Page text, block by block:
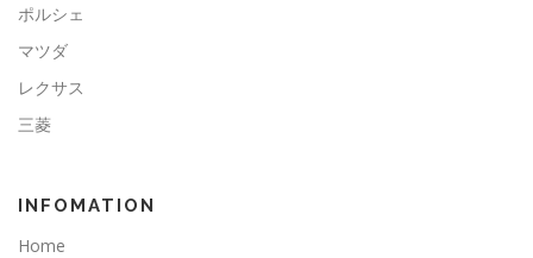
ポルシェ
マツダ
レクサス
三菱
INFOMATION
Home